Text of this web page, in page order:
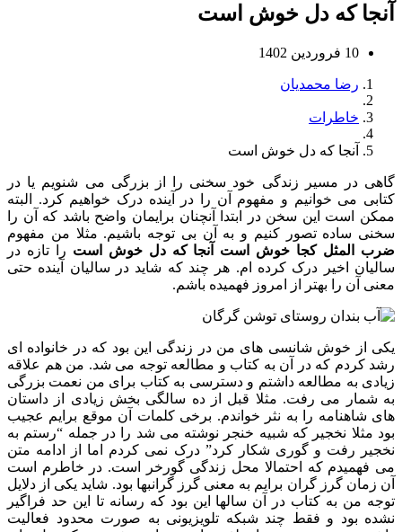
آنجا که دل خوش است
10 فروردین 1402
رضا محمدیان
خاطرات
آنجا که دل خوش است
گاهی در مسیر زندگی خود سخنی را از بزرگی می شنویم یا در
کتابی می خوانیم و مفهوم آن را در آینده درک خواهیم کرد. البته
ممکن است این سخن در ابتدا آنچنان برایمان واضح باشد که آن را
سخنی ساده تصور کنیم و به آن بی توجه باشیم. مثلا من مفهوم
ضرب المثل کجا خوش است آنجا که دل خوش است را تازه در
سالیان اخیر درک کرده ام. هر چند که شاید در سالیان آینده حتی
معنی آن را بهتر از امروز فهمیده باشم.
یکی از خوش شانسی های من در زندگی این بود که در خانواده ای
رشد کردم که در آن به کتاب و مطالعه توجه می شد. من هم علاقه
زیادی به مطالعه داشتم و دسترسی به کتاب برای من نعمت بزرگی
به شمار می رفت. مثلا قبل از ده سالگی بخش زیادی از داستان
های شاهنامه را به نثر خواندم. برخی کلمات آن موقع برایم عجیب
بود مثلا نخجیر که شبیه خنجر نوشته می شد را در جمله “رستم به
نخجیر رفت و گوری شکار کرد” درک نمی کردم اما از ادامه متن
می فهمیدم که احتمالا محل زندگی گورخر است. در خاطرم است
آن زمان گرز گران برایم به معنی گرز گرانبها بود. شاید یکی از دلایل
توجه من به کتاب در آن سالها این بود که رسانه تا این حد فراگیر
نشده بود و فقط چند شبکه تلویزیونی به صورت محدود فعالیت